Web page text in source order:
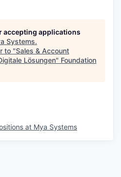
accepting applications
Systems.
to "Sales & Account
Lösungen" Foundation
at Mya Systems